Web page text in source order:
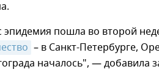
эпидемия пошла во второй
– в Санкт-Петербурге,
началось", — добавила